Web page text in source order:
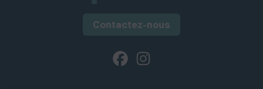
Contactez-nous
Facebook